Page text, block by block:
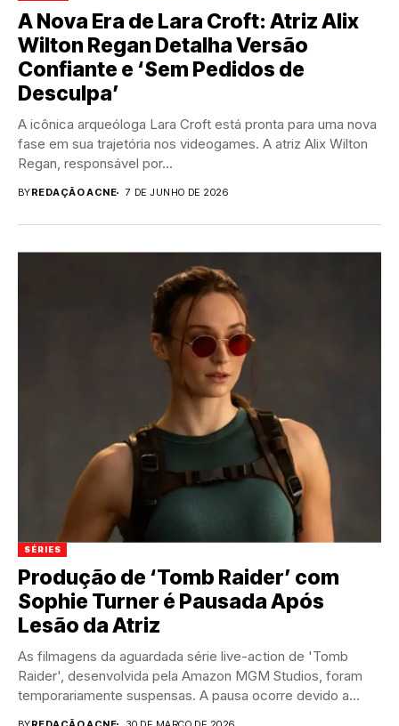
A Nova Era de Lara Croft: Atriz Alix
Wilton Regan Detalha Versão
Confiante e ‘Sem Pedidos de
Desculpa’
A icônica arqueóloga Lara Croft está pronta para uma nova
fase em sua trajetória nos videogames. A atriz Alix Wilton
Regan, responsável por...
BYREDAÇÃO ACNE 7 DE JUNHO DE 2026
SÉRIES
Produção de ‘Tomb Raider’ com
Sophie Turner é Pausada Após
Lesão da Atriz
As filmagens da aguardada série live-action de 'Tomb
Raider', desenvolvida pela Amazon MGM Studios, foram
temporariamente suspensas. A pausa ocorre devido a